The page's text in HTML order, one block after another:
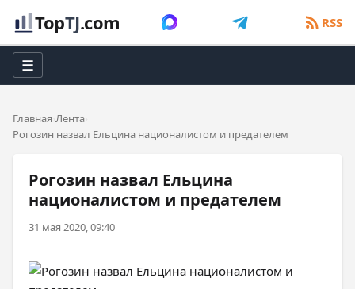
TopTJ.com RSS
☰
Главная Лента
Рогозин назвал Ельцина националистом и предателем
Рогозин назвал Ельцина
националистом и предателем
31 мая 2020, 09:40